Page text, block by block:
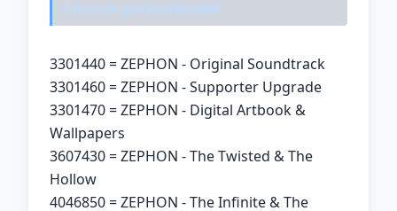
Список дополнений:
3301440 = ZEPHON - Original Soundtrack
3301460 = ZEPHON - Supporter Upgrade
3301470 = ZEPHON - Digital Artbook &
Wallpapers
3607430 = ZEPHON - The Twisted & The
Hollow
4046850 = ZEPHON - The Infinite & The